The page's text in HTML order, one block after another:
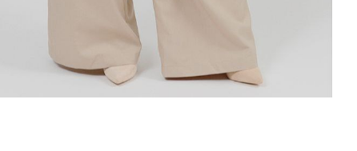
Нажмите чтобы увеличить